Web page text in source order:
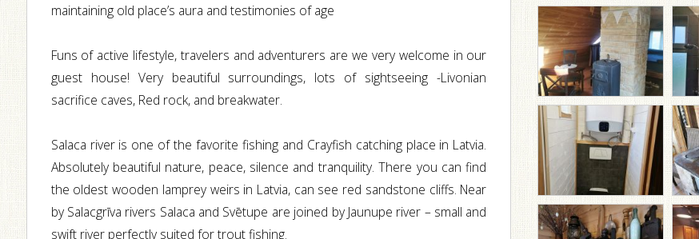
maintaining old place’s aura and testimonies of age
Funs of active lifestyle, travelers and adventurers are we very welcome in our
guest house! Very beautiful surroundings, lots of sightseeing -Livonian
sacrifice caves, Red rock, and breakwater.
Salaca river is one of the favorite fishing and Crayfish catching place in Latvia.
Absolutely beautiful nature, peace, silence and tranquility. There you can find
the oldest wooden lamprey weirs in Latvia, can see red sandstone cliffs. Near
by Salacgrīva rivers Salaca and Svētupe are joined by Jaunupe river – small and
swift river perfectly suited for trout fishing.